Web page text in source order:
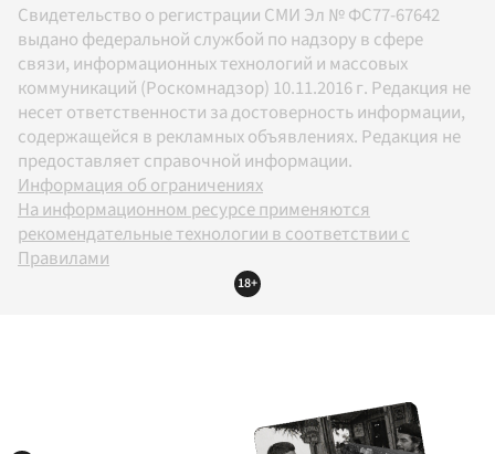
Свидетельство о регистрации СМИ Эл № ФС77-67642
выдано федеральной службой по надзору в сфере
связи, информационных технологий и массовых
коммуникаций (Роскомнадзор) 10.11.2016 г. Редакция не
несет ответственности за достоверность информации,
содержащейся в рекламных объявлениях. Редакция не
предоставляет справочной информации.
Информация об ограничениях
На информационном ресурсе применяются
рекомендательные технологии в соответствии с
Правилами
18+